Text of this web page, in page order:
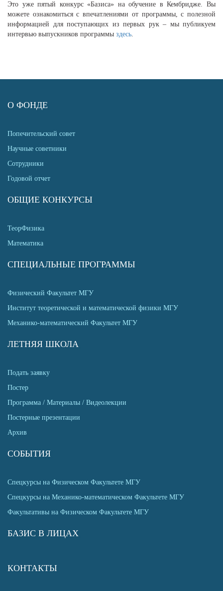
Это уже пятый конкурс «Базиса» на обучение в Кембридже. Вы
можете ознакомиться с впечатлениями от программы, с полезной
информацией для поступающих из первых рук – мы публикуем
интервью выпускников программы здесь.
О ФОНДЕ
Попечительский совет
Научные советники
Сотрудники
Годовой отчет
ОБЩИЕ КОНКУРСЫ
ТеорФизика
Математика
СПЕЦИАЛЬНЫЕ ПРОГРАММЫ
Физический Факультет МГУ
Институт теоретической и математической физики МГУ
Механико-математический Факультет МГУ
ЛЕТНЯЯ ШКОЛА
Подать заявку
Постер
Программа / Материалы / Видеолекции
Постерные презентации
Архив
СОБЫТИЯ
Спецкурсы на Физическом Факультете МГУ
Спецкурсы на Механико-математическом Факультете МГУ
Факультативы на Физическом Факультете МГУ
БАЗИС В ЛИЦАХ
КОНТАКТЫ